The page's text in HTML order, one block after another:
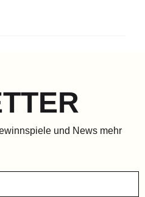
und News mehr